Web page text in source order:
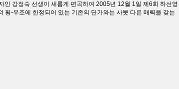
인 강정숙 선생이 새롭게 편곡하여 2005년 12월 1일 제6회 하선영
-우조에 한정되어 있는 기존의 단가와는 사뭇 다른 매력을 갖는